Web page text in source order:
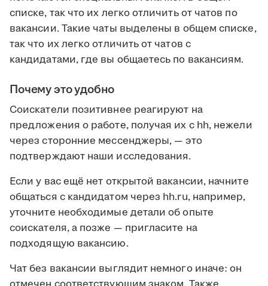
списке, так что их легко отличить от чатов по
вакансии. Такие чаты выделены в общем списке,
так что их легко отличить от чатов с
кандидатами, где вы общаетесь по вакансиям.
Почему это удобно
Соискатели позитивнее реагируют на
предложения о работе, получая их с hh, нежели
через сторонние мессенджеры, — это
подтверждают наши исследования.
Если у вас ещё нет открытой вакансии, начните
общаться с кандидатом через hh.ru, например,
уточните необходимые детали об опыте
соискателя, а позже — пригласите на
подходящую вакансию.
Чат без вакансии выглядит немного иначе: он